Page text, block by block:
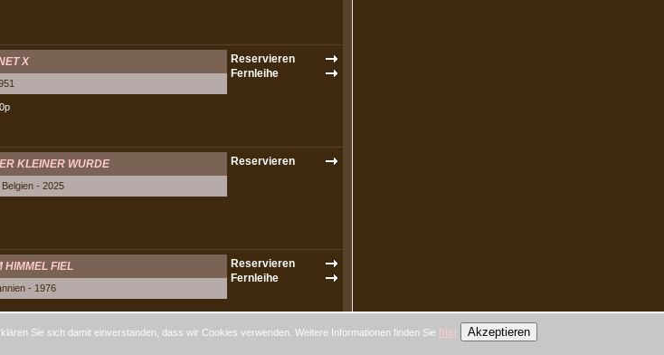
X
KLEINER WURDE
- 2025
HIMMEL FIEL
- 1976
Sie sich damit einverstanden, dass wir Cookies verwenden. Weitere Informationen finden Sie hier Akzeptieren